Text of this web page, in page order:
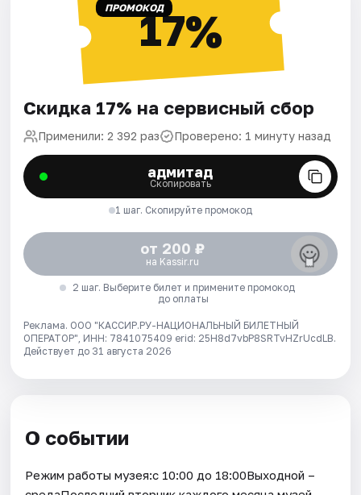
ПРОМОКОД17%
Скидка 17% на сервисный сбор
Применили: 2 392 раз Проверено: 1 минуту назад
адмитад
Скопировать
1 шаг. Скопируйте промокод
от 200 ₽
на Kassir.ru
2 шаг. Выберите билет и примените промокод
до оплаты
Реклама. ООО "КАССИР.РУ-НАЦИОНАЛЬНЫЙ БИЛЕТНЫЙ
ОПЕРАТОР", ИНН: 7841075409 erid: 25H8d7vbP8SRTvHZrUcdLB.
Действует до 31 августа 2026
О событии
Режим работы музея:с 10:00 до 18:00Выходной –